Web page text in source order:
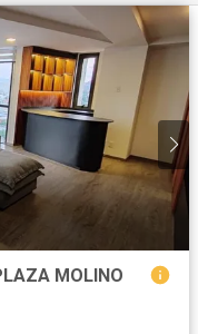
MOLINO